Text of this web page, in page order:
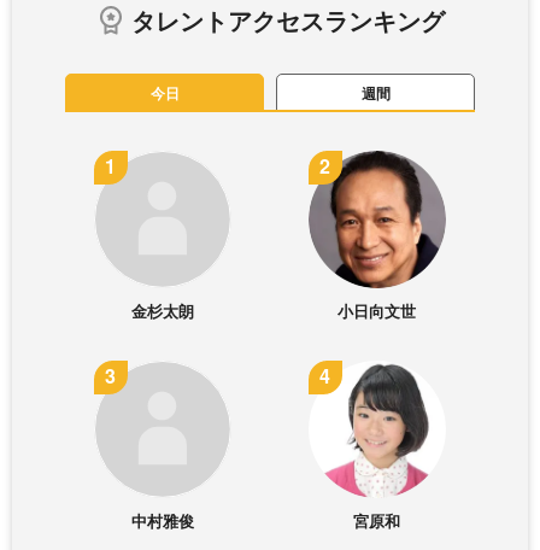
タレントアクセスランキング
今日 週間
金杉太朗 小日向文世
中村雅俊 宮原和